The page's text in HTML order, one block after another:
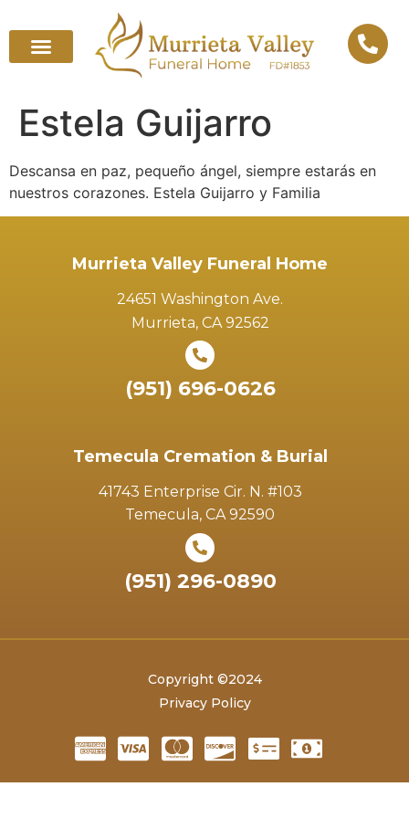
Estela Guijarro
Descansa en paz, pequeño ángel, siempre estarás en
nuestros corazones. Estela Guijarro y Familia
Murrieta Valley Funeral Home
24651 Washington Ave.
Murrieta, CA 92562
(951) 696-0626
Temecula Cremation & Burial
41743 Enterprise Cir. N. #103
Temecula, CA 92590
(951) 296-0890
Copyright ©2024
Privacy Policy